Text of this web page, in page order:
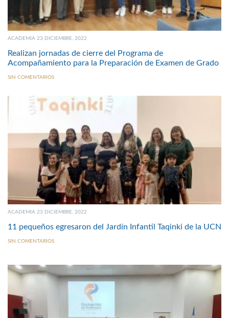
ACADEMIA 23 DICIEMBRE, 2022
Realizan jornadas de cierre del Programa de
Acompañamiento para la Preparación de Examen de Grado
SIN COMENTARIOS
ACADEMIA 23 DICIEMBRE, 2022
11 pequeños egresaron del Jardín Infantil Taqinki de la UCN
SIN COMENTARIOS